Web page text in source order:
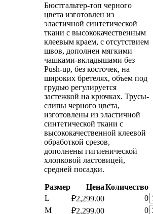
Бюстгальтер-топ черного
цвета изготовлен из
эластичной синтетической
ткани с высококачественным
клеевым краем, с отсутствием
швов, дополнен мягкими
чашками-вкладышами без
Push-up, без косточек, на
широких бретелях, объем под
грудью регулируется
застежкой на крючках. Трусы-
слипы черного цвета,
изготовлены из эластичной
синтетической ткани с
высококачественной клеевой
обработкой срезов,
дополнены гигиенической
хлопковой ластовицей,
средней посадки.
Размер ЦенаКоличество
L
₽2,299.00 0
M ₽2,299.00 0